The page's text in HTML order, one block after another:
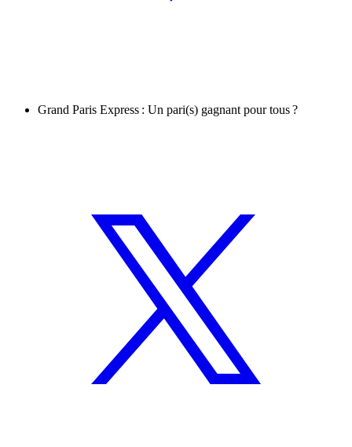
Grand Paris Express : Un pari(s) gagnant pour tous ?